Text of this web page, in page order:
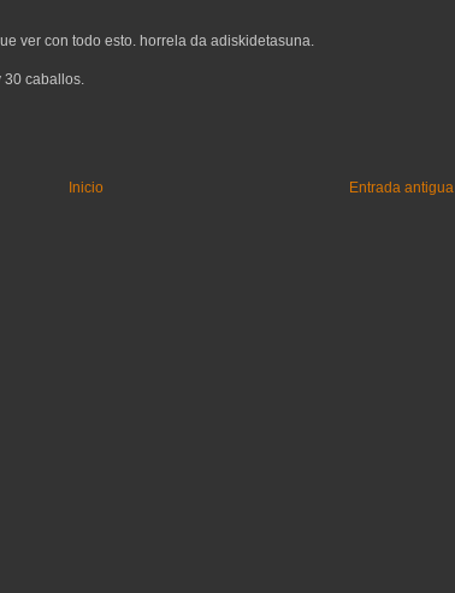
ver con todo esto. horrela da adiskidetasuna.
30 caballos.
Entrada antigua
Inicio